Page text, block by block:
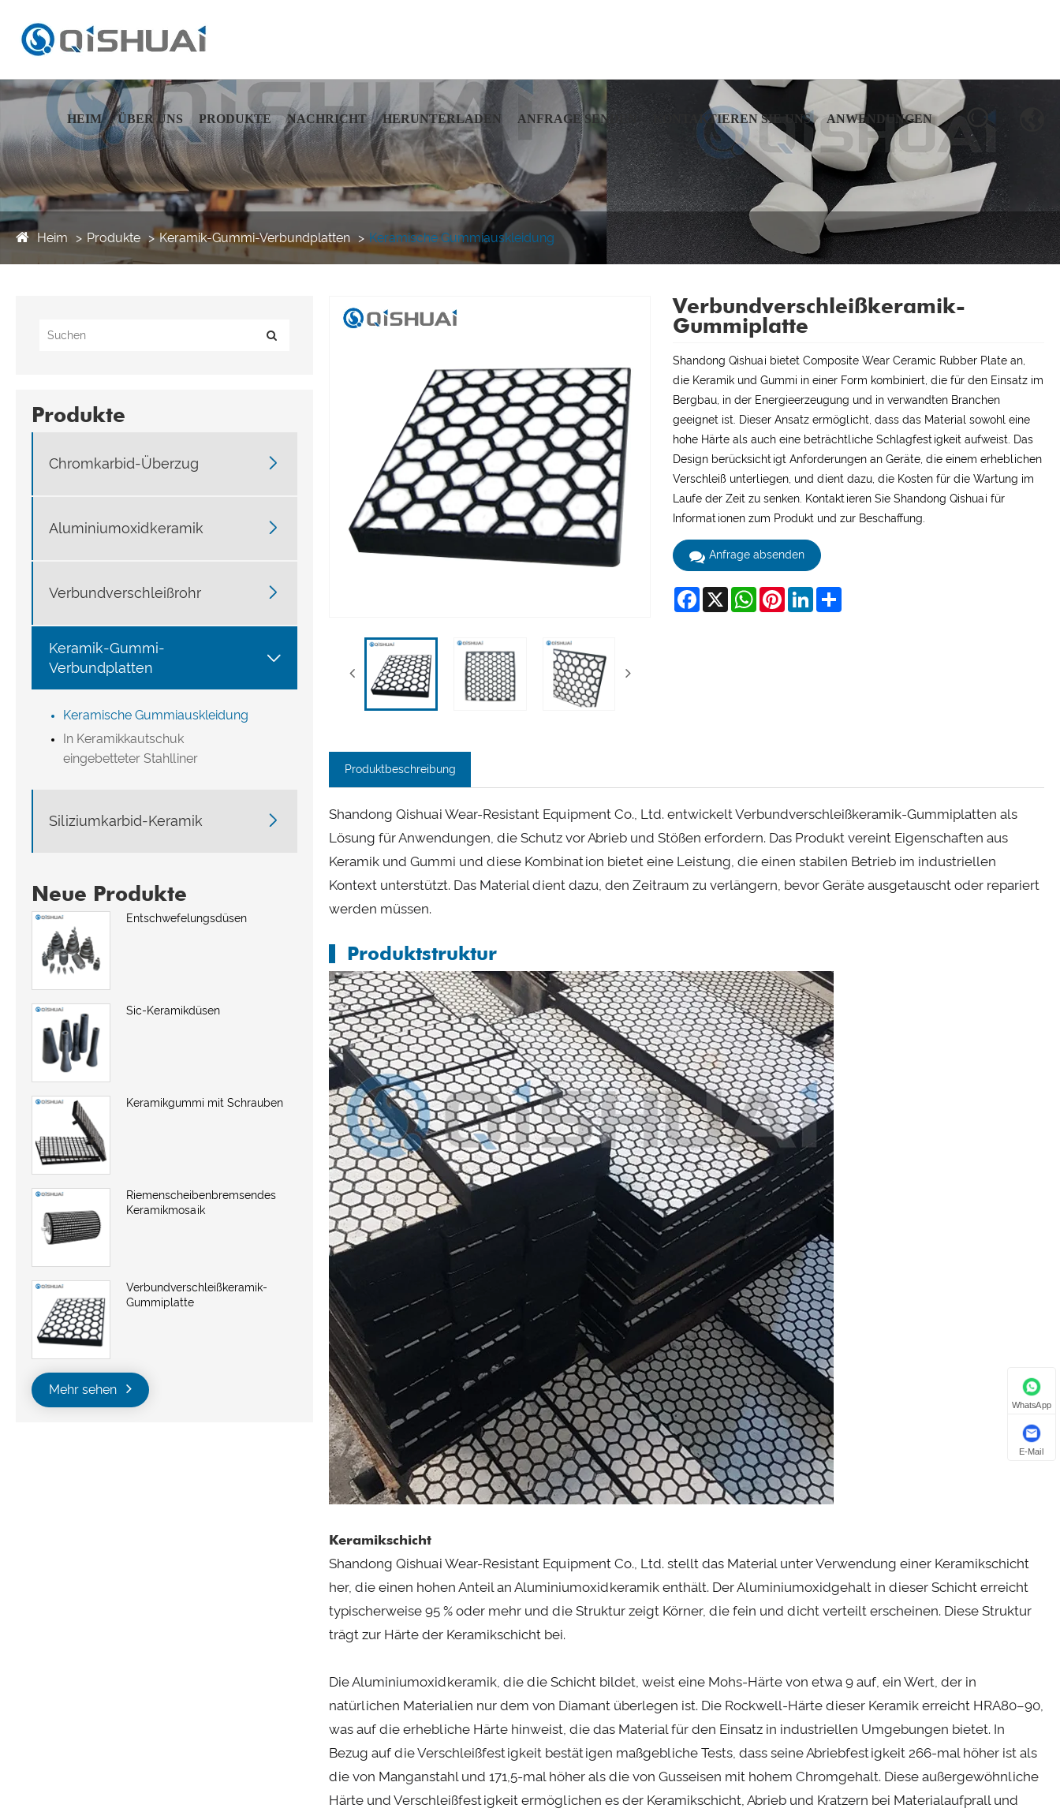
HEIM ÜBER UNS PRODUKTE NACHRICHT HERUNTERLADEN ANFRAGE SENDEN KONTAKTIEREN SIE UNS ANWENDUNGEN
Heim Produkte Keramik-Gummi-Verbundplatten Keramische Gummiauskleidung
Produkte
Chromkarbid-Überzug 
Aluminiumoxidkeramik 
Verbundverschleißrohr 
Keramik-Gummi-
Verbundplatten

Keramische Gummiauskleidung
In Keramikkautschuk
eingebetteter Stahlliner
Siliziumkarbid-Keramik 
Neue Produkte
Entschwefelungsdüsen
Sic-Keramikdüsen
Keramikgummi mit Schrauben
Riemenscheibenbremsendes
Keramikmosaik
Verbundverschleißkeramik-
Gummiplatte
Mehr sehen
Verbundverschleißkeramik-
Gummiplatte
Shandong Qishuai bietet Composite Wear Ceramic Rubber Plate an,
die Keramik und Gummi in einer Form kombiniert, die für den Einsatz im
Bergbau, in der Energieerzeugung und in verwandten Branchen
geeignet ist. Dieser Ansatz ermöglicht, dass das Material sowohl eine
hohe Härte als auch eine beträchtliche Schlagfestigkeit aufweist. Das
Design berücksichtigt Anforderungen an Geräte, die einem erheblichen
Verschleiß unterliegen, und dient dazu, die Kosten für die Wartung im
Laufe der Zeit zu senken. Kontaktieren Sie Shandong Qishuai für
Informationen zum Produkt und zur Beschaffung.
Anfrage absenden
Facebook
X WhatsAppPinterestLinkedInShare
Produktbeschreibung
Shandong Qishuai Wear-Resistant Equipment Co., Ltd. entwickelt Verbundverschleißkeramik-Gummiplatten als
Lösung für Anwendungen, die Schutz vor Abrieb und Stößen erfordern. Das Produkt vereint Eigenschaften aus
Keramik und Gummi und diese Kombination bietet eine Leistung, die einen stabilen Betrieb im industriellen
Kontext unterstützt. Das Material dient dazu, den Zeitraum zu verlängern, bevor Geräte ausgetauscht oder repariert
werden müssen.
Produktstruktur
Keramikschicht
Shandong Qishuai Wear-Resistant Equipment Co., Ltd. stellt das Material unter Verwendung einer Keramikschicht
her, die einen hohen Anteil an Aluminiumoxidkeramik enthält. Der Aluminiumoxidgehalt in dieser Schicht erreicht
typischerweise 95 % oder mehr und die Struktur zeigt Körner, die fein und dicht verteilt erscheinen. Diese Struktur
trägt zur Härte der Keramikschicht bei.
Die Aluminiumoxidkeramik, die die Schicht bildet, weist eine Mohs-Härte von etwa 9 auf, ein Wert, der in
natürlichen Materialien nur dem von Diamant überlegen ist. Die Rockwell-Härte dieser Keramik erreicht HRA80–90,
was auf die erhebliche Härte hinweist, die das Material für den Einsatz in industriellen Umgebungen bietet. In
Bezug auf die Verschleißfestigkeit bestätigen maßgebliche Tests, dass seine Abriebfestigkeit 266-mal höher ist als
die von Manganstahl und 171,5-mal höher als die von Gusseisen mit hohem Chromgehalt. Diese außergewöhnliche
Härte und Verschleißfestigkeit ermöglichen es der Keramikschicht, Abrieb und Kratzern bei Materialaufprall und
WhatsApp
E-Mail